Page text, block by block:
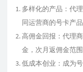
多样化的产品：代
同运营商的号卡产
高佣金回报：代理
金，次月返佣金范围
低成本创业：成为